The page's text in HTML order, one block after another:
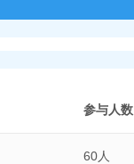
参与人数
60人